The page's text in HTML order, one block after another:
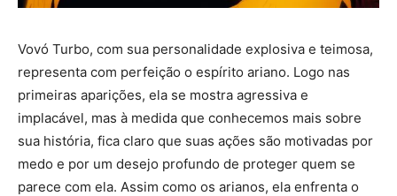
Vovó Turbo, com sua personalidade explosiva e teimosa,
representa com perfeição o espírito ariano. Logo nas
primeiras aparições, ela se mostra agressiva e
implacável, mas à medida que conhecemos mais sobre
sua história, fica claro que suas ações são motivadas por
medo e por um desejo profundo de proteger quem se
parece com ela. Assim como os arianos, ela enfrenta o